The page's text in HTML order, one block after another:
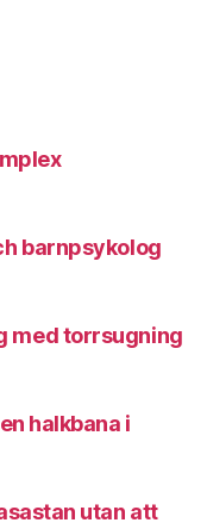
barnpsykolog
med torrsugning
halkbana i
utan att